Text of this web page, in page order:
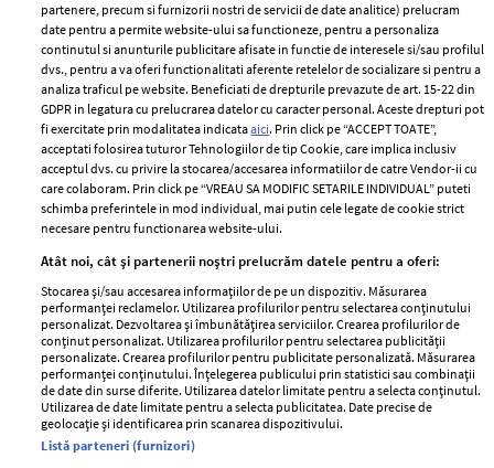
ELLE Style Awards
2024
Despre ELLE
Romania
Contact
Abonamente
Termeni si conditii
Politica de
confidențialitate
Politica de cookies
Publicitate
GSP
Unica
Baby
Retete
femei
Viva
Avantaje
Retete practice
Pariază responsabil! Decizia ONJN nr. 821/25.09.2025.
Jocurile de noroc sunt interzise minorilor.
partenere, precum si furnizorii nostri de servicii de date analitice) prelucram
date pentru a permite website-ului sa functioneze, pentru a personaliza
continutul si anunturile publicitare afisate in functie de interesele si/sau profilul
dvs., pentru a va oferi functionalitati aferente retelelor de socializare si pentru a
analiza traficul pe website. Beneficiati de drepturile prevazute de art. 15-22 din
GDPR in legatura cu prelucrarea datelor cu caracter personal. Aceste drepturi pot
fi exercitate prin modalitatea indicataaici. Prin click pe “ACCEPT TOATE”,
acceptati folosirea tuturor Tehnologiilor de tip Cookie, care implica inclusiv
acceptul dvs. cu privire la stocarea/accesarea informatiilor de catre Vendor-ii cu
care colaboram. Prin click pe “VREAU SA MODIFIC SETARILE INDIVIDUAL” puteti
schimba preferintele in mod individual, mai putin cele legate de cookie strict
necesare pentru functionarea website-ului.
Atât noi, cât și partenerii noștri prelucrăm datele pentru a oferi:
Stocarea și/sau accesarea informațiilor de pe un dispozitiv. Măsurarea
performanței reclamelor. Utilizarea profilurilor pentru selectarea conținutului
personalizat. Dezvoltarea și îmbunătățirea serviciilor. Crearea profilurilor de
conținut personalizat. Utilizarea profilurilor pentru selectarea publicității
personalizate. Crearea profilurilor pentru publicitate personalizată. Măsurarea
performanței conținutului. Înțelegerea publicului prin statistici sau combinații
de date din surse diferite. Utilizarea datelor limitate pentru a selecta conținutul.
Utilizarea de date limitate pentru a selecta publicitatea. Date precise de
geolocație și identificarea prin scanarea dispozitivului.
Listă parteneri (furnizori)